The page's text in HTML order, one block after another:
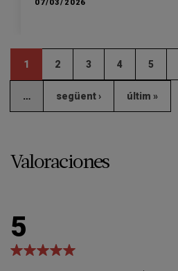
07/03/2026
1 2 3 4 5
… següent › últim »
Valoraciones
5